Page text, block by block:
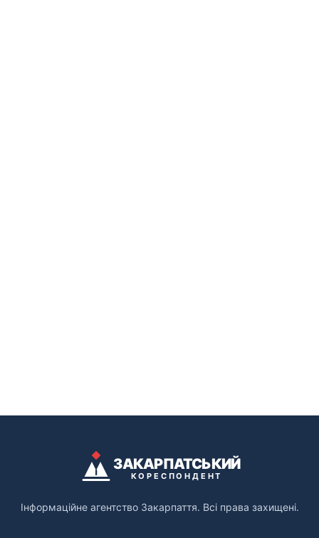
ЗАКАРПАТСЬКИЙ
КОРЕСПОНДЕНТ
Інформаційне агентство Закарпаття. Всі права захищені.